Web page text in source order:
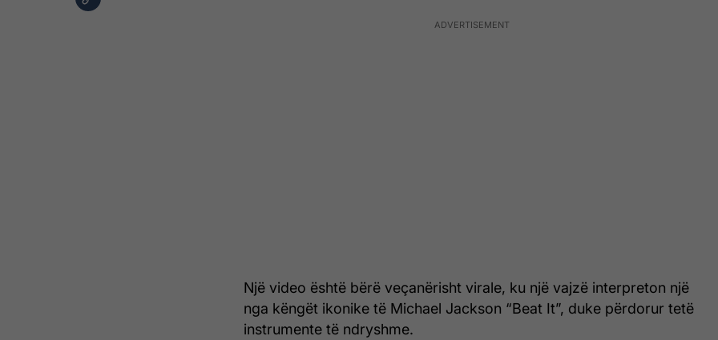
Një video është bërë veçanërisht virale, ku një vajzë interpreton një
nga këngët ikonike të Michael Jackson “Beat It”, duke përdorur tetë
instrumente të ndryshme.